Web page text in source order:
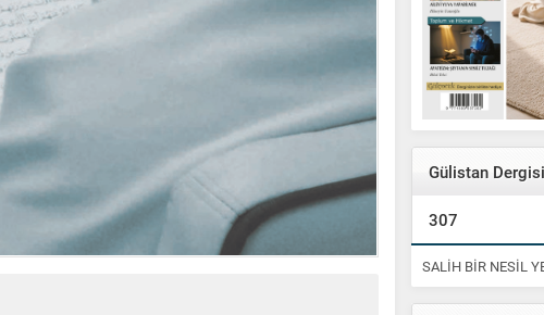
Gülistan
307
SALİH BİR NESİL